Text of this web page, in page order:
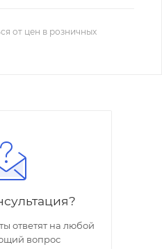
от цен в розничных
ответят на любой
вопрос